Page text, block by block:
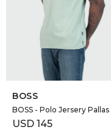
SELECCIONAR TALLE
BOSS
BOSS - Polo Jersery Pallas
USD 145